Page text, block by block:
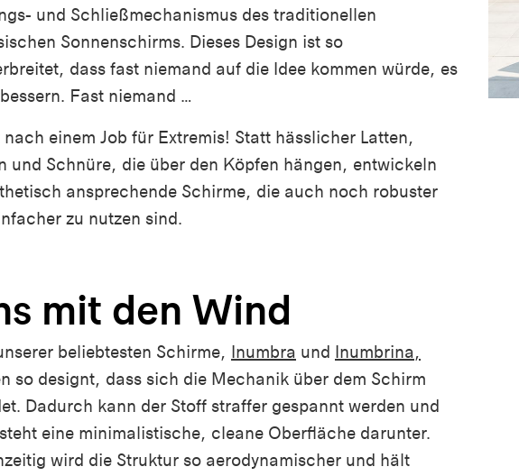
und Schließmechanismus des traditionellen
Sonnenschirms. Dieses Design ist so
dass fast niemand auf die Idee kommen würde, es
Fast niemand …
einem Job für Extremis! Statt hässlicher Latten,
und Schnüre, die über den Köpfen hängen, entwickeln
ansprechende Schirme, die auch noch robuster
zu nutzen sind.
mit den Wind
beliebtesten Schirme, Inumbra und Inumbrina,
so designt, dass sich die Mechanik über dem Schirm
Dadurch kann der Stoff straffer gespannt werden und
eine minimalistische, cleane Oberfläche darunter.
wird die Struktur so aerodynamischer und hält